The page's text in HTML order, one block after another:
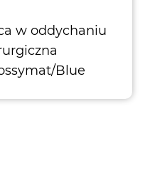
w oddychaniu
Blue